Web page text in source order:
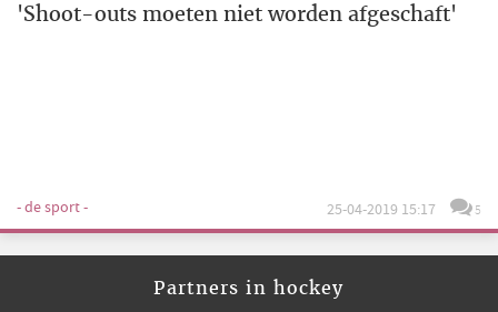
'Shoot-outs moeten niet worden afgeschaft'
- de sport - 25-04-2019 15:17 5
Partners in hockey